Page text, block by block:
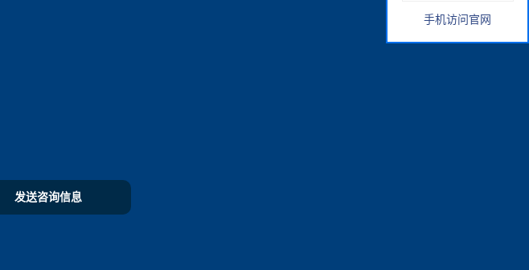
发送咨询信息
手机访问官网